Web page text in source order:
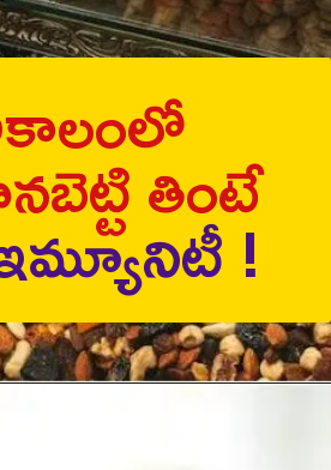
తింటే
!